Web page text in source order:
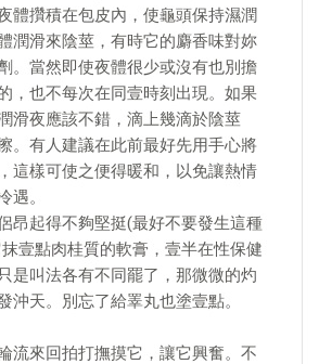
體攢積在包皮內，使龜頭保持濕潤
潤滑來陰莖，有時它的麝香味對妳
。當然即使夜體很少或沒有也別擔
，也不每次在同壹時刻出現。如果
滑夜應該不錯，滴上幾滴於陰莖
。有人建議在此前最好先用手心將
這樣可使之便得暖和，以免讓熱情
遇。
起得不夠堅挺(最好不要發生這種
壹點肉桂質的軟膏，壹半在性保健
是叫法各有不同罷了，那微微的灼
沖天。別忘了給睪丸也塗壹點。
來回拍打撫摸它，讓它興奮。不